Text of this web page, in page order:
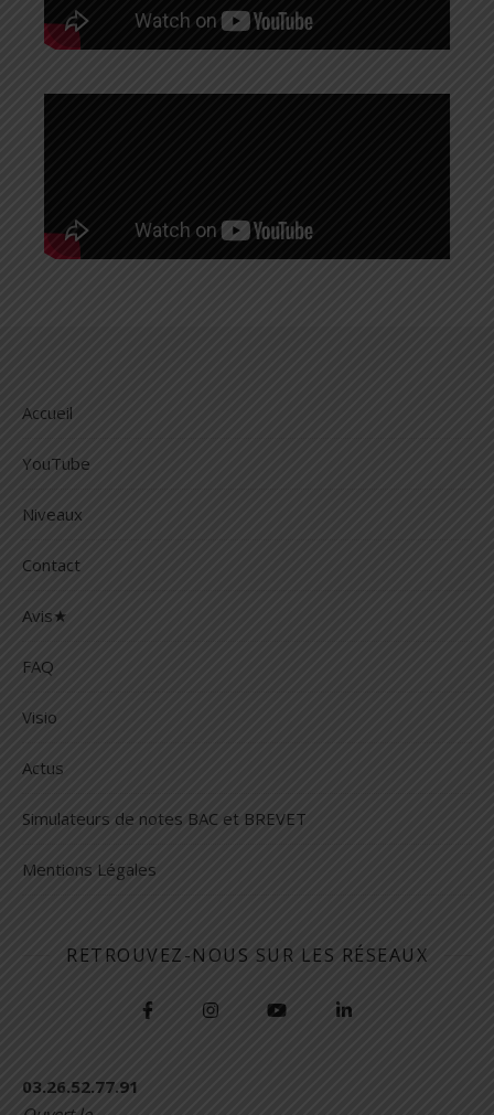
Accueil
YouTube
Niveaux
Contact
Avis★
FAQ
Visio
Actus
Simulateurs de notes BAC et BREVET
Mentions Légales
RETROUVEZ-NOUS SUR LES RÉSEAUX
03.26.52.77.91